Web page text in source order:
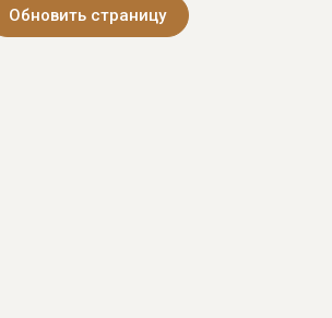
Обновить страницу